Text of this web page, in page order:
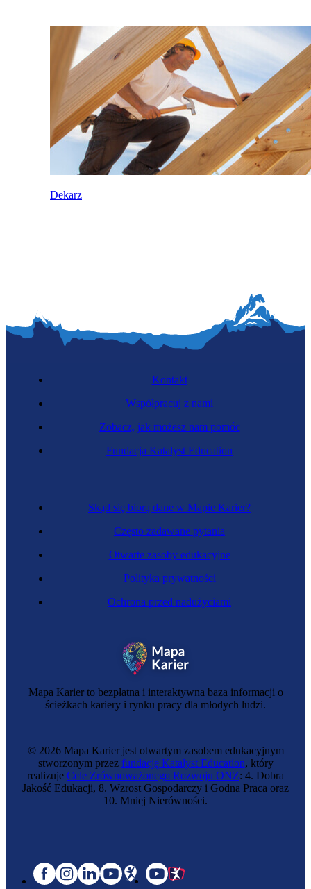
Dekarz
Mapa Karier to bezpłatna i interaktywna baza informacji o
ścieżkach kariery i rynku pracy dla młodych ludzi.
Skąd się biorą dane w Mapie Karier?
Często zadawane pytania
Otwarte zasoby edukacyjne
Polityka prywatności
Ochrona przed nadużyciami
Kontakt
Współpracuj z nami
Zobacz, jak możesz nam pomóc
Fundacja Katalyst Education
© 2026 Mapa Karier jest otwartym zasobem edukacyjnym
stworzonym przez fundację Katalyst Education, który
realizuje Cele Zrównoważonego Rozwoju ONZ: 4. Dobra
Jakość Edukacji, 8. Wzrost Gospodarczy i Godna Praca oraz
10. Mniej Nierówności.